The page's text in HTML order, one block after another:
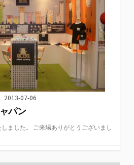
2013-07-06
パン
ました。 ご来場ありがとうございまし